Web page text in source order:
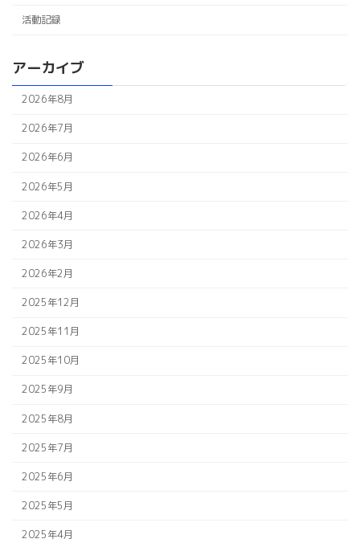
活動記録
アーカイブ
2026年8月
2026年7月
2026年6月
2026年5月
2026年4月
2026年3月
2026年2月
2025年12月
2025年11月
2025年10月
2025年9月
2025年8月
2025年7月
2025年6月
2025年5月
2025年4月